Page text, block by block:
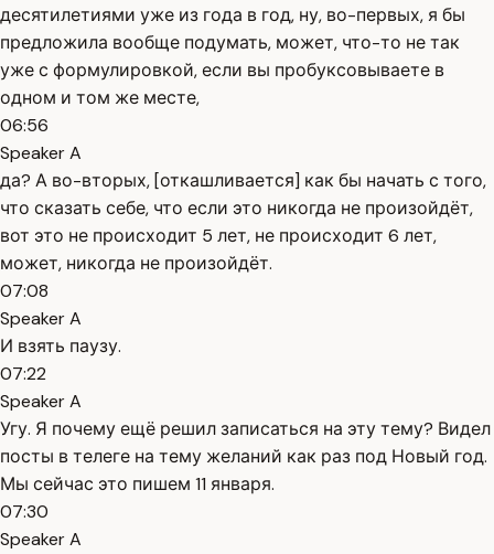
десятилетиями уже из года в год, ну, во-первых, я бы
предложила вообще подумать, может, что-то не так
уже с формулировкой, если вы пробуксовываете в
одном и том же месте,
06:56
Speaker A
да? А во-вторых, [откашливается] как бы начать с того,
что сказать себе, что если это никогда не произойдёт,
вот это не происходит 5 лет, не происходит 6 лет,
может, никогда не произойдёт.
07:08
Speaker A
И взять паузу.
07:22
Speaker A
Угу. Я почему ещё решил записаться на эту тему? Видел
посты в телеге на тему желаний как раз под Новый год.
Мы сейчас это пишем 11 января.
07:30
Speaker A